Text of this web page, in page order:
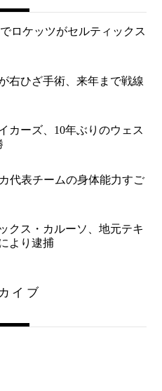
ロケッツがセルティックス
右ひざ手術、来年まで戦線
カーズ、10年ぶりのウェス
代表チームの身体能力すご
クス・カルーソ、地元テキ
より逮捕
イブ